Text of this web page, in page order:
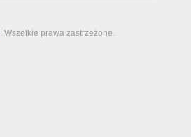
. Wszelkie prawa zastrzeżone.